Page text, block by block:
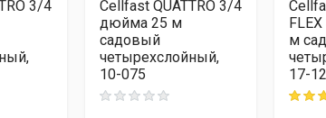
3/4
Cellfast QUATTRO 3/4
дюйма 25 м
садовый
четырехслойный,
10-075
Rating: 0 out of 5
м
17-